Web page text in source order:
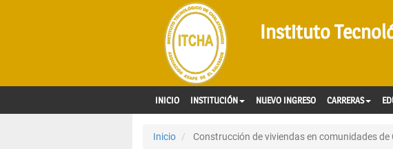
Instituto
INICIO INSTITUCIÓN NUEVO INGRESO CARRERAS
Inicio Construcción de viviendas en comunidades